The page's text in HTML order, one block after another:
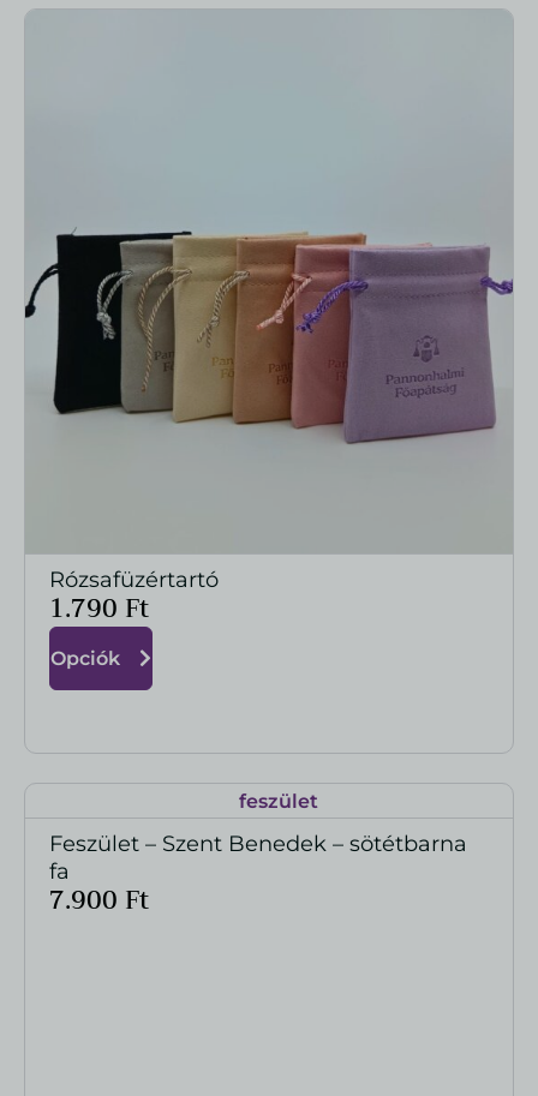
MEGTEKINTÉS
Rózsafüzértartó
1.790 Ft
Opciók
MEGTEKINTÉS
Feszület – Szent Benedek – sötétbarna
fa
7.900 Ft